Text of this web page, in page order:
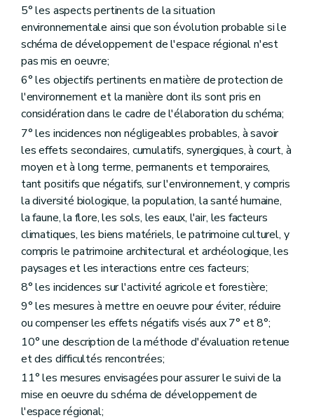
– AGW du 3 juin 2010, art. 2 )
Art. 384
Art. 385
Art. 386
Chapitre XIV
121
et
127
– AGW du 3 juin 2010, art. 3 )
Art. 387
Art. 388
Art. 388/1
Art. 388/2
Art. 388/3
Art. 388/4
Art. 388/5
Chapitre XV Des fonctionnaires délégués pour l'application des articles 67, 69, 70, 71 et 77 (lire « articles 155, §2, 157, 158, 159 et 165 »)
Art. 389
Chapitre XVI (Des fonctionnaires délégués pour l'application de l'article 3, alinéa 2
Art. 391 et 392
Chapitre XVII Du règlement général sur les bâtisses applicable aux zones protégées de certaines communes en matière d'urbanisme
Art. 393
Art. 394
Art. 395
Art. 396
Art. 398
Art. 399
Art. 400
5° les aspects pertinents de la situation
environnementale ainsi que son évolution probable si le
schéma de développement de l'espace régional n'est
pas mis en oeuvre;
6° les objectifs pertinents en matière de protection de
l'environnement et la manière dont ils sont pris en
considération dans le cadre de l'élaboration du schéma;
7° les incidences non négligeables probables, à savoir
les effets secondaires, cumulatifs, synergiques, à court, à
moyen et à long terme, permanents et temporaires,
tant positifs que négatifs, sur l'environnement, y compris
la diversité biologique, la population, la santé humaine,
la faune, la flore, les sols, les eaux, l'air, les facteurs
climatiques, les biens matériels, le patrimoine culturel, y
compris le patrimoine architectural et archéologique, les
paysages et les interactions entre ces facteurs;
8° les incidences sur l'activité agricole et forestière;
9° les mesures à mettre en oeuvre pour éviter, réduire
ou compenser les effets négatifs visés aux 7° et 8°;
10° une description de la méthode d'évaluation retenue
et des difficultés rencontrées;
11° les mesures envisagées pour assurer le suivi de la
mise en oeuvre du schéma de développement de
l'espace régional;